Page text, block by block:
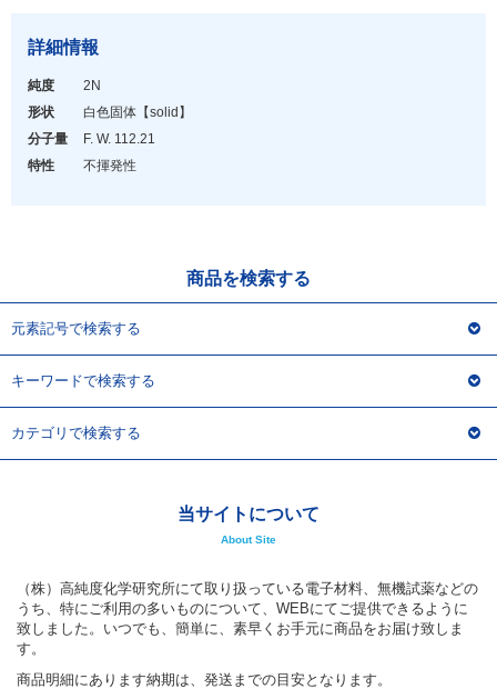
形状詳細
アウトレット
詳細情報
純度
2N
形状
白色固体 【solid】
分子量
F. W. 112.21
特性
不揮発性
商品を検索する
元素記号で検索する
キーワードで検索する
カテゴリで検索する
当サイトについて
About Site
（株）高純度化学研究所にて取り扱っている電子材料、無機試薬などの
うち、特にご利用の多いものについて、WEBにてご提供できるように
致しました。いつでも、簡単に、素早くお手元に商品をお届け致しま
す。
商品明細にあります納期は、発送までの目安となります。